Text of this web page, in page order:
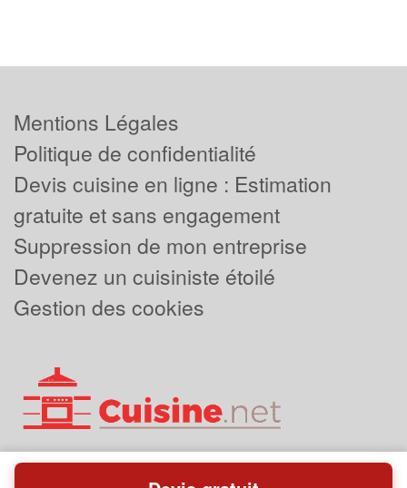
Mentions Légales
Politique de confidentialité
Devis cuisine en ligne : Estimation
gratuite et sans engagement
Suppression de mon entreprise
Devenez un cuisiniste étoilé
Gestion des cookies